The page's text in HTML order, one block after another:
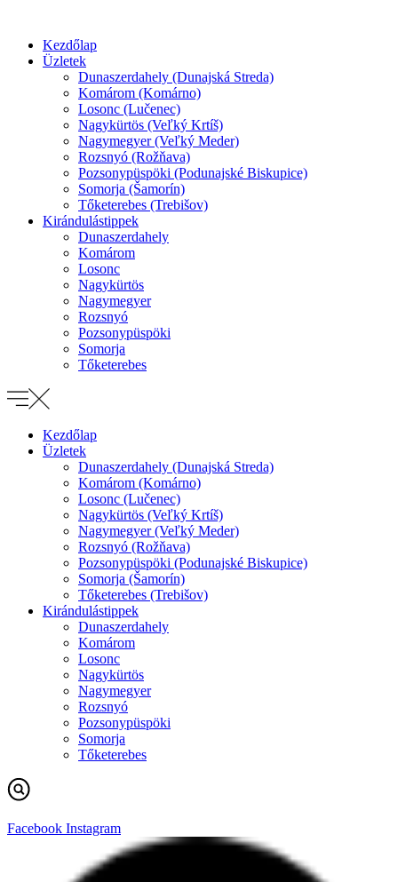
obsah
Kezdőlap
Üzletek
Dunaszerdahely (Dunajská Streda)
Komárom (Komárno)
Losonc (Lučenec)
Nagykürtös (Veľký Krtíš)
Nagymegyer (Veľký Meder)
Rozsnyó (Rožňava)
Pozsonypüspöki (Podunajské Biskupice)
Somorja (Šamorín)
Tőketerebes (Trebišov)
Kirándulástippek
Dunaszerdahely
Komárom
Losonc
Nagykürtös
Nagymegyer
Rozsnyó
Pozsonypüspöki
Somorja
Tőketerebes
Kezdőlap
Üzletek
Dunaszerdahely (Dunajská Streda)
Komárom (Komárno)
Losonc (Lučenec)
Nagykürtös (Veľký Krtíš)
Nagymegyer (Veľký Meder)
Rozsnyó (Rožňava)
Pozsonypüspöki (Podunajské Biskupice)
Somorja (Šamorín)
Tőketerebes (Trebišov)
Kirándulástippek
Dunaszerdahely
Komárom
Losonc
Nagykürtös
Nagymegyer
Rozsnyó
Pozsonypüspöki
Somorja
Tőketerebes
Facebook Instagram